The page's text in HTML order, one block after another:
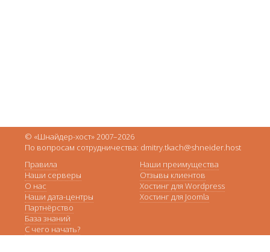
© «Шнайдер-хост» 2007–2026
По вопросам сотрудничества: dmitry.tkach@shneider.host
Правила
Наши серверы
О нас
Наши дата-центры
Партнёрство
База знаний
С чего начать?
Наши преимущества
Отзывы клиентов
Хостинг для Wordpress
Хостинг для Joomla